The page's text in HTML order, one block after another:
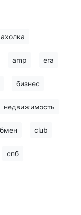
amp era
бизнес
недвижимость
club
спб